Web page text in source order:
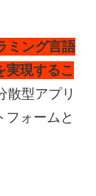
ミング言語
実現するこ
散型アプリ
フォームと